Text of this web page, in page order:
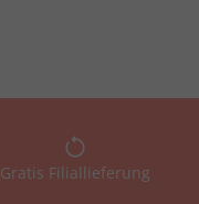
Gratis Filiallieferung